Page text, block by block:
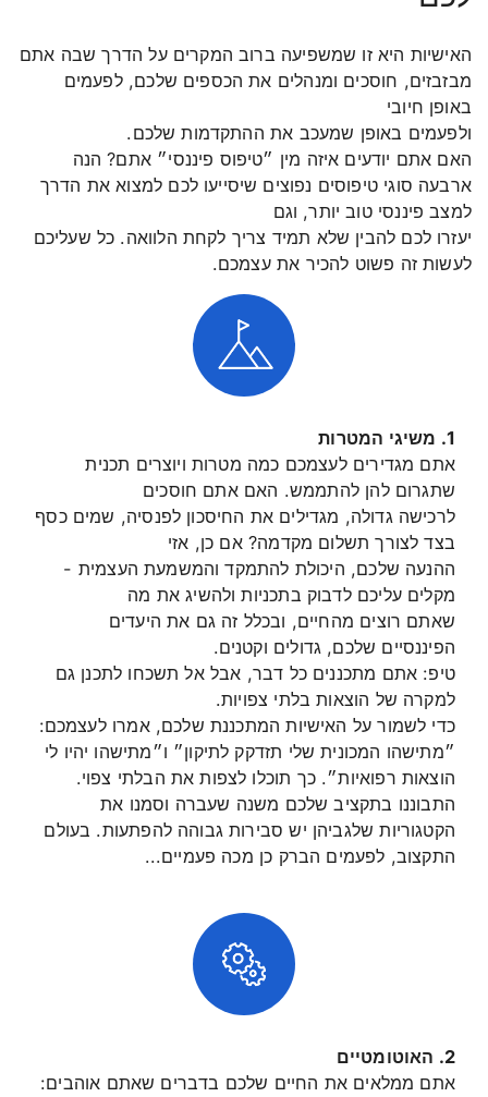
האישיות היא זו שמשפיעה ברוב המקרים על הדרך שבה אתם
מבזבזים, חוסכים ומנהלים את הכספים שלכם, לפעמים
באופן חיובי
ולפעמים באופן שמעכב את ההתקדמות שלכם.
האם אתם יודעים איזה מין ״טיפוס פיננסי״ אתם? הנה
ארבעה סוגי טיפוסים נפוצים שיסייעו לכם למצוא את הדרך
למצב פיננסי טוב יותר, וגם
יעזרו לכם להבין שלא תמיד צריך לקחת הלוואה. כל שעליכם
לעשות זה פשוט להכיר את עצמכם.
1. משיגי המטרות
אתם מגדירים לעצמכם כמה מטרות ויוצרים תכנית
שתגרום להן להתממש. האם אתם חוסכים
לרכישה גדולה, מגדילים את החיסכון לפנסיה, שמים כסף
בצד לצורך תשלום מקדמה? אם כן, אזי
ההנעה שלכם, היכולת להתמקד והמשמעת העצמית -
מקלים עליכם לדבוק בתכניות ולהשיג את מה
שאתם רוצים מהחיים, ובכלל זה גם את היעדים
הפיננסיים שלכם, גדולים וקטנים.
טיפ: אתם מתכננים כל דבר, אבל אל תשכחו לתכנן גם
למקרה של הוצאות בלתי צפויות.
כדי לשמור על האישיות המתכננת שלכם, אמרו לעצמכם:
״מתישהו המכונית שלי תזדקק לתיקון״ ו״מתישהו יהיו לי
הוצאות רפואיות״. כך תוכלו לצפות את הבלתי צפוי.
התבוננו בתקציב שלכם משנה שעברה וסמנו את
הקטגוריות שלגביהן יש סבירות גבוהה להפתעות. בעולם
התקצוב, לפעמים הברק כן מכה פעמיים...
2. האוטומטיים
אתם ממלאים את החיים שלכם בדברים שאתם אוהבים: